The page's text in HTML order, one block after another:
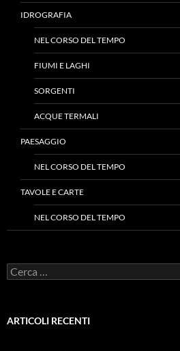
IDROGRAFIA
NEL CORSO DEL TEMPO
FIUMI E LAGHI
SORGENTI
ACQUE TERMALI
PAESAGGIO
NEL CORSO DEL TEMPO
TAVOLE E CARTE
NEL CORSO DEL TEMPO
Ricerca
per:
ARTICOLI RECENTI